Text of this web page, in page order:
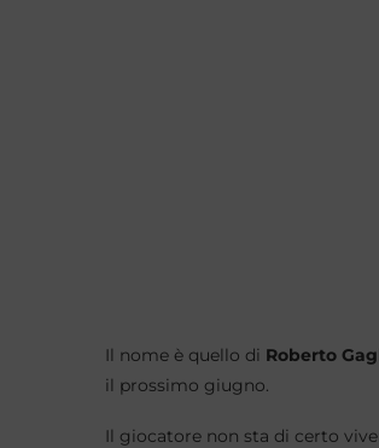
Il nome è quello di Roberto
il prossimo giugno.
Il giocatore non sta di certo